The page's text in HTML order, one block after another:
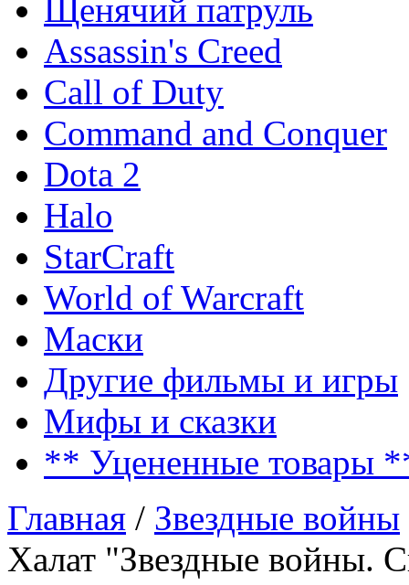
Щенячий патруль
Assassin's Creed
Call of Duty
Command and Conquer
Dota 2
Halo
StarCraft
World of Warcraft
Маски
Другие фильмы и игры
Мифы и сказки
** Уцененные товары
Главная / Звездные войны
Халат "Звездные войны.